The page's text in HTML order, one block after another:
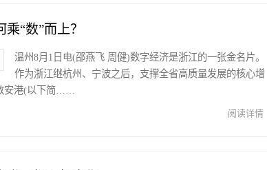
“数”而上？
温州8月1日电(邵燕飞 周健)数字经济是浙江的一张金名片。
作为浙江继杭州、宁波之后，支撑全省高质量发展的核心增
安港(以下简……
阅读详情